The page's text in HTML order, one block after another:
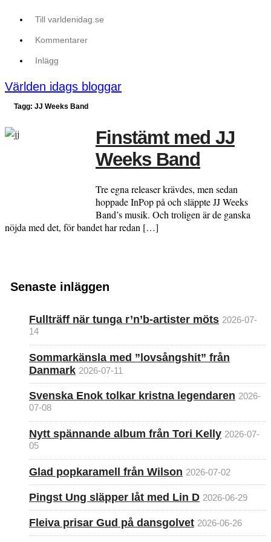
Till varldenidag.se
Kommentarer
Inlägg
Världen idags bloggar
Tagg: JJ Weeks Band
Finstämt med JJ
Weeks Band
Tre egna releaser krävdes, men sedan
hoppade InPop på och släppte JJ Weeks
Band’s musik. Och troligen är de ganska
nöjda med det, för bandet har redan […]
Senaste inläggen
Fullträff när tunga r’n’b-artister möts 2026-07-
14
Sommarkänsla med ”lovsångshit” från
Danmark 2026-07-11
Svenska Enok tolkar kristna legendaren 2026-
07-08
Nytt spännande album från Tori Kelly 2026-07-
05
Glad popkaramell från Wilson 2026-07-02
Pingst Ung släpper låt med Lin D 2026-06-29
Fleiva prisar Gud på dansgolvet 2026-06-26